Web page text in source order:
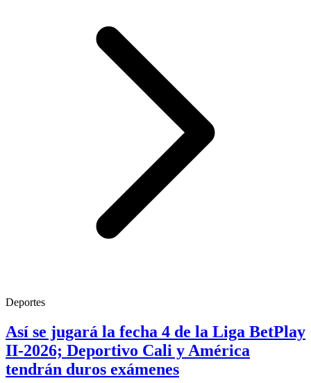
Deportes
Así se jugará la fecha 4 de la Liga BetPlay
II-2026; Deportivo Cali y América
tendrán duros exámenes